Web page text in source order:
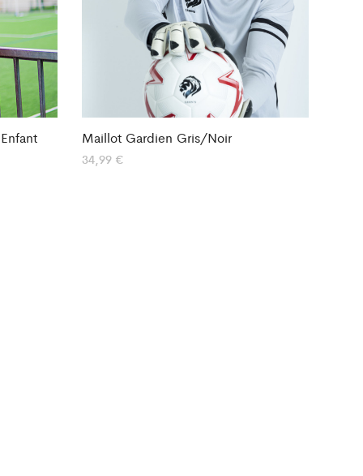
Maillot Gardien Gris/Noir
34,99 €